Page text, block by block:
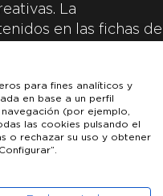
La
en las fichas de
y responsabilidad
PRENSA CONTACTO
para fines analíticos y
en base a un perfil
(por ejemplo,
las cookies pulsando el
o rechazar su uso y obtener